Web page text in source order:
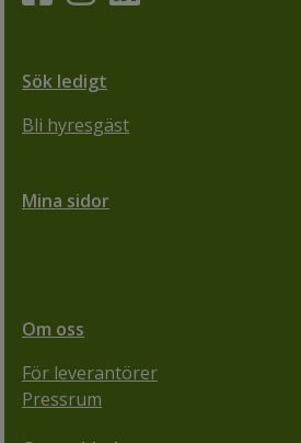
Sök ledigt
Bli hyresgäst
Mina sidor
Om oss
För leverantörer
Pressrum